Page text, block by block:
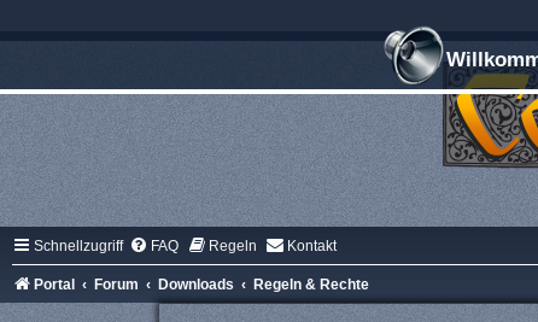
Schnellzugriff FAQ Regeln Kontakt
Portal Forum Downloads Regeln & Rechte